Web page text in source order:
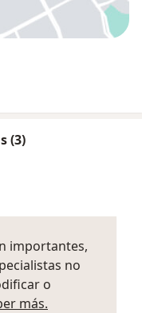
(3)
importantes,
no
o
más.